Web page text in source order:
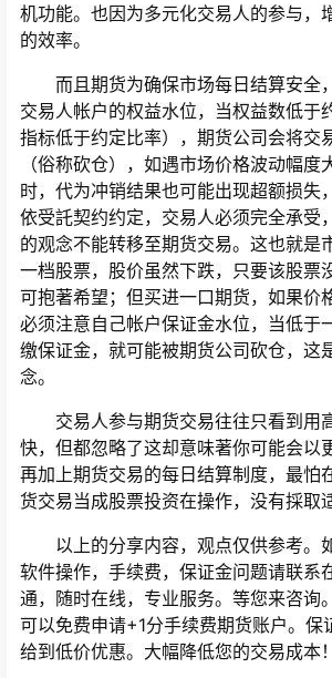
机功能。也因为多元化交易人的参与，
的效率。
而且期货为确保市场每日结算安全
交易人帐户的权益水位，当权益数低于
指标低于约定比率），期货公司会将交
（俗称砍仓），如遇市场价格波动幅度
时，代为冲销结果也可能出现超额损失
依受託契约约定，交易人必须完全承受
的观念不能转移至期货交易。这也就是
一档股票，股价虽然下跌，只要该股票
可抱著希望；但买进一口期货，如果价
必须注意自己帐户保证金水位，当低于
缴保证金，就可能被期货公司砍仓，这
念。
交易人参与期货交易往往只看到用
快，但都忽略了这却意味著你可能会以
再加上期货交易的每日结算制度，最怕
货交易当成股票投资在操作，没有採取
以上的分享内容，观点仅供参考。如
软件操作，手续费，保证金问题请联系
通，随时在线，专业服务。等您来咨询
可以免费申请+1分手续费期货账户。保
给到低价优惠。大幅降低您的交易成本！